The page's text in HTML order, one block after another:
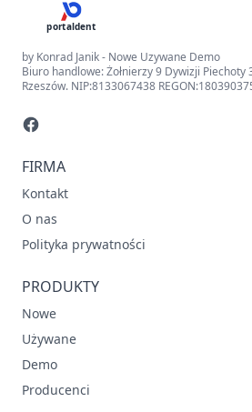
portaldent
by Konrad Janik - Nowe Uzywane Demo
Biuro handlowe: Żołnierzy 9 Dywizji Piechoty
Rzeszów. NIP:8133067438
FIRMA
Kontakt
O nas
Polityka prywatności
PRODUKTY
Nowe
Używane
Demo
Producenci